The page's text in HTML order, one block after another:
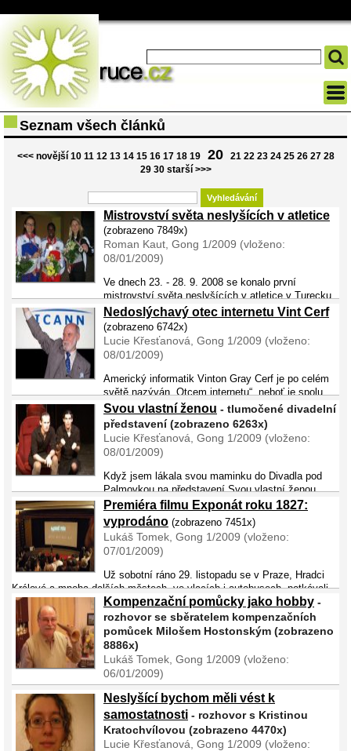
Seznam všech článků
<<< novější 10 11 12 13 14 15 16 17 18 19 20 21 22 23 24 25 26 27 28
29 30 starší >>>
Mistrovství světa neslyšících v atletice
(zobrazeno 7849x)
Roman Kaut, Gong 1/2009 (vloženo:
08/01/2009)
Ve dnech 23. - 28. 9. 2008 se konalo první
mistrovství světa neslyšících v atletice v Turecku
ve městě Izmir. Přijeli atleti ze 32 států. Naše výprava byla
sedmičlenná. Zúčastnili se jí tito atleti: Pavlína Maléřová, Margareta H
Nedoslýchavý otec internetu Vint Cerf
(zobrazeno 6742x)
Lucie Křesťanová, Gong 1/2009 (vloženo:
08/01/2009)
Americký informatik Vinton Gray Cerf je po celém
světě nazýván „Otcem internetu“, neboť je spolu
s Robertem Kahnem autorem komunikačního protokolu TCP/IP, na
kterém je dnes vystavěna celosvětová internetová síť. Navzdory vše ...
Svou vlastní ženou - tlumočené divadelní
představení (zobrazeno 6263x)
Lucie Křesťanová, Gong 1/2009 (vloženo:
08/01/2009)
Když jsem lákala svou maminku do Divadla pod
Palmovkou na představení Svou vlastní ženou,
zeptala se mě, o čem to je. „Je to skutečný příběh nejznámějšího
berlínského transvestity známého pod jménem Charlotte von Mahlsdor
...
Premiéra filmu Exponát roku 1827:
vyprodáno (zobrazeno 7451x)
Lukáš Tomek, Gong 1/2009 (vloženo:
07/01/2009)
Už sobotní ráno 29. listopadu se v Praze, Hradci
Králové a mnoha dalších městech, ve vlacích i autobusech, potkávali
neslyšící, kteří měli namířeno stejným směrem. Z celé republiky se
sjížděli do brněnského kina Scala, vypro ...
Kompenzační pomůcky jako hobby -
rozhovor se sběratelem kompenzačních
pomůcek Milošem Hostonským (zobrazeno
8886x)
Lukáš Tomek, Gong 1/2009 (vloženo:
06/01/2009)
Pro neslyšící a nedoslýchavé není Miloš Hostonský neznámou
osobností. Jeho výstava historických kompenzačních pomůcek objela
snad celou republiku, jeho přednášky o kompenzačních pomůckách
navštívilo mnoho lidí. O jeho sbírce ...
Neslyšící bychom měli vést k
samostatnosti - rozhovor s Kristinou
Kratochvílovou (zobrazeno 4470x)
Lucie Křesťanová, Gong 1/2009 (vloženo: